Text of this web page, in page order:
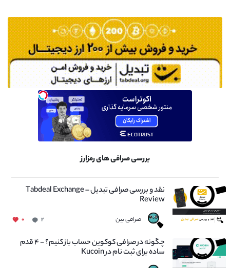
بررسی صرافی های رمزارز
نقد و بررسی صرافی تبدیل – Tabdeal Exchange
Review
صرافی بین ۲ ۰
چگونه در صرافی کوکوین حساب باز کنیم؟ - ۴ قدم
ساده برای ثبت نام در Kucoin